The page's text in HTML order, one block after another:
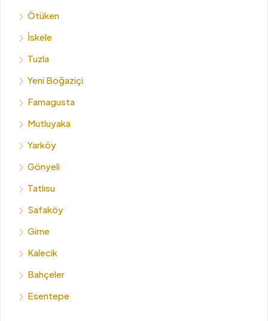
Ötüken
İskele
Tuzla
Yeni Boğaziçi
Famagusta
Mutluyaka
Yarköy
Gönyeli
Tatlısu
Safaköy
Girne
Kalecik
Bahçeler
Esentepe